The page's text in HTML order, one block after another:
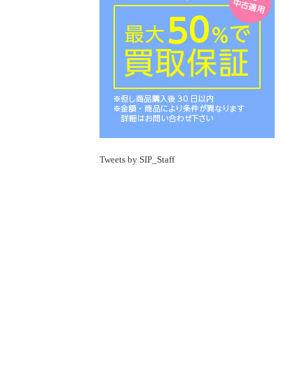
Tweets by SIP_Staff